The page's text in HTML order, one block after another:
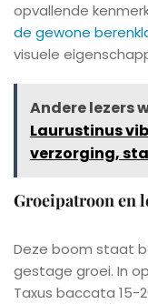
opvallende
de gewone
visuele
Andere lezers
Laurustinus
verzorging,
Groeipatroon en
Deze boom staat
gestage groei. In
Taxus baccata 15-